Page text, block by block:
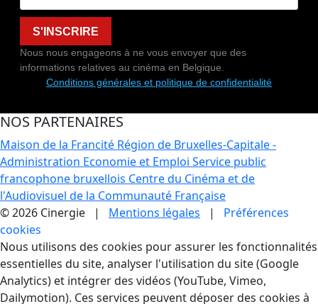
S'INSCRIRE
Nous nous engageons à ne vous envoyer que des
informations relatives au cinéma en Belgique.
Conditions générales et politique de confidentialité
NOS PARTENAIRES
Maison de la Francité Région de Bruxelles-Capitale -
Administration Economie et Emploi Service public
francophone bruxellois Centre du Cinéma et de
l'Audiovisuel de la Communauté Française
© 2026 Cinergie | Mentions légales | Préférences
cookies
Gestion des Cookies
Nous utilisons des cookies pour assurer les fonctionnalités
essentielles du site, analyser l'utilisation du site (Google
Analytics) et intégrer des vidéos (YouTube, Vimeo,
Dailymotion). Ces services peuvent déposer des cookies à